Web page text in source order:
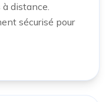
distance.
sécurisé pour